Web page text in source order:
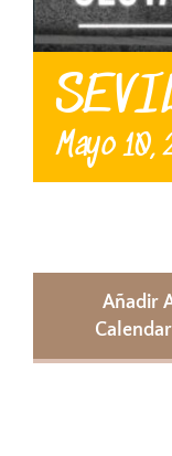
Mayo 10,
Añadir
El Grupo